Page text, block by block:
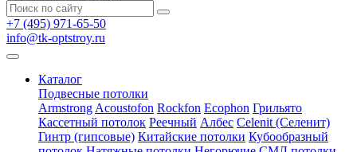
+7 (495) 971-65-50
info@tk-optstroy.ru
Каталог
Подвесные потолки
Armstrong Acoustofon Rockfon Ecophon Грильято
Кассетный потолок Реечный Албес Celenit (Селенит)
Гинтр (гипсовые) Китайские потолки Кубообразный